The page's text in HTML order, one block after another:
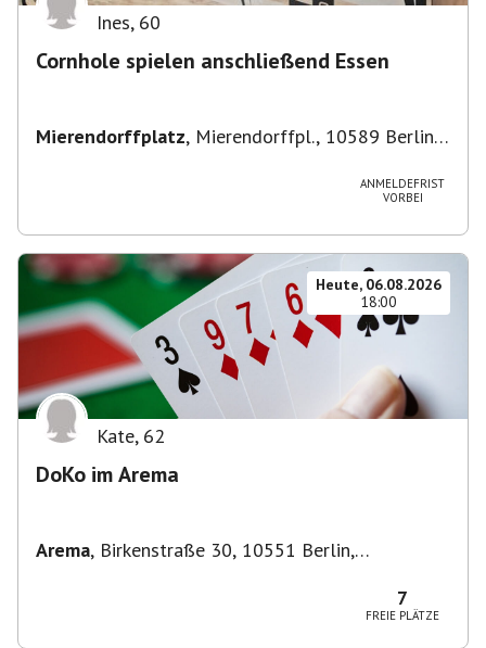
Ines, 60
Cornhole spielen anschließend Essen
Mierendorffplatz, Mierendorffpl., 10589 Berlin-
ANMELDEFRIST
VORBEI
Heute, 06.08.2026
18:00
Kate, 62
DoKo im Arema
Arema, Birkenstraße 30, 10551 Berlin,
7
FREIE PLÄTZE